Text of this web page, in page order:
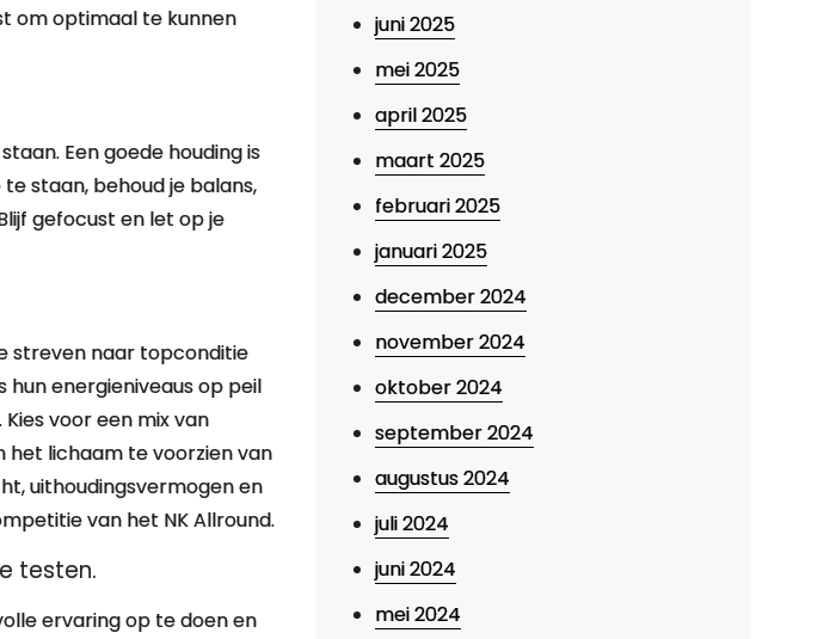
om optimaal te kunnen
Een goede houding is
staan, behoud je balans,
gefocust en let op je
streven naar topconditie
hun energieniveaus op peil
voor een mix van
het lichaam te voorzien van
uithoudingsvermogen en
van het NK Allround.
testen.
ervaring op te doen en
juni 2025
mei 2025
april 2025
maart 2025
februari 2025
januari 2025
december 2024
november 2024
oktober 2024
september 2024
augustus 2024
juli 2024
juni 2024
mei 2024